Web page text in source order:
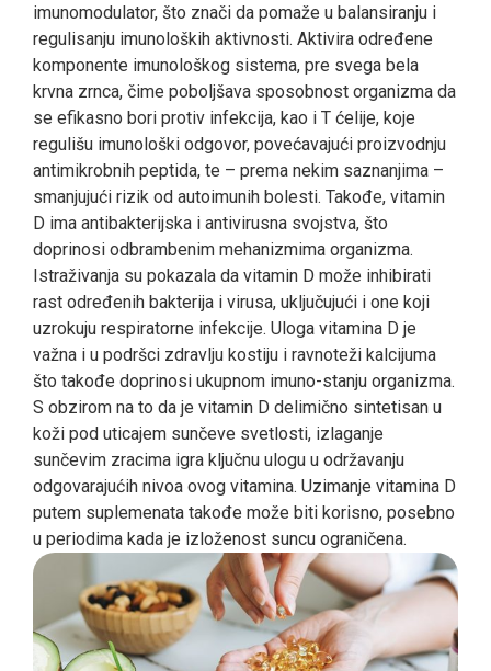
imunomodulator, što znači da pomaže u balansiranju i
regulisanju imunoloških aktivnosti. Aktivira određene
komponente imunološkog sistema, pre svega bela
krvna zrnca, čime poboljšava sposobnost organizma da
se efikasno bori protiv infekcija, kao i T ćelije, koje
regulišu imunološki odgovor, povećavajući proizvodnju
antimikrobnih peptida, te – prema nekim saznanjima –
smanjujući rizik od autoimunih bolesti. Takođe, vitamin
D ima antibakterijska i antivirusna svojstva, što
doprinosi odbrambenim mehanizmima organizma.
Istraživanja su pokazala da vitamin D može inhibirati
rast određenih bakterija i virusa, uključujući i one koji
uzrokuju respiratorne infekcije. Uloga vitamina D je
važna i u podršci zdravlju kostiju i ravnoteži kalcijuma
što takođe doprinosi ukupnom imuno-stanju organizma.
S obzirom na to da je vitamin D delimično sintetisan u
koži pod uticajem sunčeve svetlosti, izlaganje
sunčevim zracima igra ključnu ulogu u održavanju
odgovarajućih nivoa ovog vitamina. Uzimanje vitamina D
putem suplemenata takođe može biti korisno, posebno
u periodima kada je izloženost suncu ograničena.